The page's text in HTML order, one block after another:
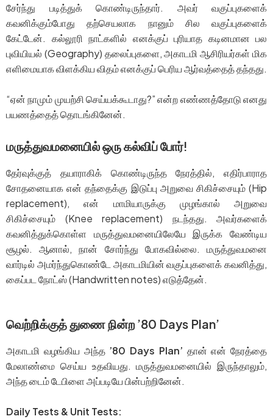
சேர்ந்து படித்துக் கொண்டிருந்தார். அவர் வகுப்புகளைக்
கவனிக்கும்போது தற்செயலாக நானும் சில வகுப்புகளைக்
கேட்டேன். கல்லூரி நாட்களில் எனக்குப் புரியாத கடினமான பல
புவியியல் (Geography) தலைப்புகளை, அகாடமி ஆசிரியர்கள் மிக
எளிமையாக விளக்கிய விதம் எனக்குப் பெரிய ஆர்வத்தைத் தந்தது.
“ஏன் நாமும் முயற்சி செய்யக்கூடாது?” என்ற எண்ணத்தோடு எனது
பயணத்தைத் தொடங்கினேன்.
மருத்துவமனையில் ஒரு கல்விப் போர்!
தேர்வுக்குத் தயாராகிக் கொண்டிருந்த நேரத்தில், எதிர்பாராத
சோதனையாக என் தந்தைக்கு இடுப்பு அறுவை சிகிச்சையும் (Hip
replacement), என் மாமியாருக்கு முழங்கால் அறுவை
சிகிச்சையும் (Knee replacement) நடந்தது. அவர்களைக்
கவனித்துக்கொள்ள மருத்துவமனையிலேயே இருக்க வேண்டிய
சூழல். ஆனால், நான் சோர்ந்து போகவில்லை. மருத்துவமனை
வார்டில் அமர்ந்துகொண்டே அகாடமியின் வகுப்புகளைக் கவனித்து,
கைப்பட நோட்ஸ் (Handwritten notes) எடுத்தேன்.
வெற்றிக்குத் துணை நின்ற ’80 Days Plan’
அகாடமி வழங்கிய அந்த ’80 Days Plan’ தான் என் நேரத்தை
மேலாண்மை செய்ய உதவியது. மருத்துவமனையில் இருந்தாலும்,
அந்த டைம் டேபிளை அப்படியே பின்பற்றினேன்.
Daily Tests & Unit Tests: